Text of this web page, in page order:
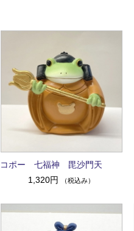
コポー 七福神 毘沙門天
1,320円
（税込み）